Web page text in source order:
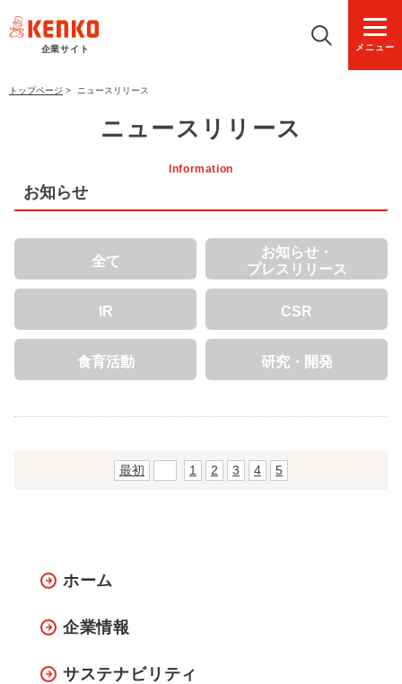
企業サイト メニュー
トップページ > ニュースリリース
ニュースリリース
Information
お知らせ
全て
お知らせ・
プレスリリース
IR CSR
食育活動 研究・開発
最初 1 2 3 4 5
ホーム
企業情報
サステナビリティ